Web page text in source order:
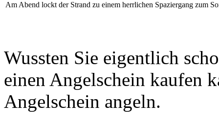
Am Abend lockt der Strand zu einem herrlichen Spaziergang zum
Wussten Sie eigentlich
einen Angelschein kaufen
Angelschein angeln.